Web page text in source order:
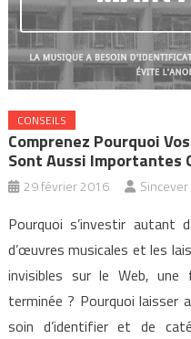
CONSEILS
Comprenez Pourquoi
Sont Aussi Importantes
29 février 2016 Sincever
Pourquoi s’investir autant
d’œuvres musicales et les
invisibles sur le Web, une
terminée ? Pourquoi laisser
soin d’identifier et de